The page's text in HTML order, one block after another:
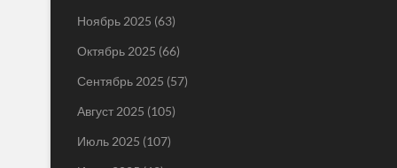
Ноябрь 2025 (63)
Октябрь 2025 (66)
Сентябрь 2025 (57)
Август 2025 (105)
Июль 2025 (107)